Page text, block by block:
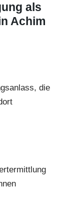
als
Achim
die